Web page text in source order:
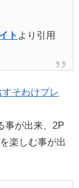
ト より引用
すそわけプレ
事が出来、2P
楽しむ事が出